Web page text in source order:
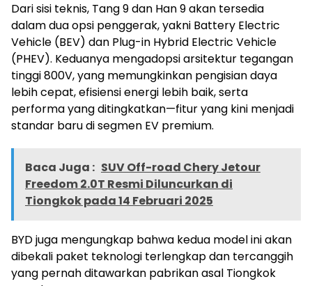
Dari sisi teknis, Tang 9 dan Han 9 akan tersedia
dalam dua opsi penggerak, yakni Battery Electric
Vehicle (BEV) dan Plug-in Hybrid Electric Vehicle
(PHEV). Keduanya mengadopsi arsitektur tegangan
tinggi 800V, yang memungkinkan pengisian daya
lebih cepat, efisiensi energi lebih baik, serta
performa yang ditingkatkan—fitur yang kini menjadi
standar baru di segmen EV premium.
Baca Juga : SUV Off-road Chery Jetour
Freedom 2.0T Resmi Diluncurkan di
Tiongkok pada 14 Februari 2025
BYD juga mengungkap bahwa kedua model ini akan
dibekali paket teknologi terlengkap dan tercanggih
yang pernah ditawarkan pabrikan asal Tiongkok